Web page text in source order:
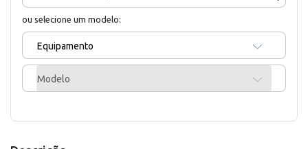
ou selecione um modelo:
Equipamento
Modelo